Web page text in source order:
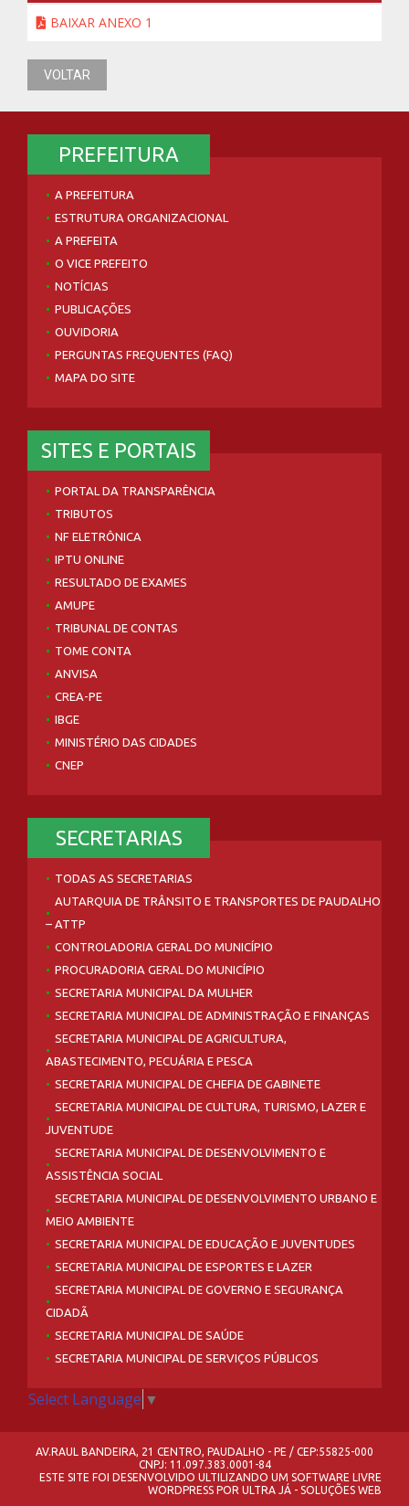
BAIXAR ANEXO 1
VOLTAR
PREFEITURA
A PREFEITURA
ESTRUTURA ORGANIZACIONAL
A PREFEITA
O VICE PREFEITO
NOTÍCIAS
PUBLICAÇÕES
OUVIDORIA
PERGUNTAS FREQUENTES (FAQ)
MAPA DO SITE
SITES E PORTAIS
PORTAL DA TRANSPARÊNCIA
TRIBUTOS
NF ELETRÔNICA
IPTU ONLINE
RESULTADO DE EXAMES
AMUPE
TRIBUNAL DE CONTAS
TOME CONTA
ANVISA
CREA-PE
IBGE
MINISTÉRIO DAS CIDADES
CNEP
SECRETARIAS
TODAS AS SECRETARIAS
AUTARQUIA DE TRÂNSITO E TRANSPORTES DE PAUDALHO
– ATTP
CONTROLADORIA GERAL DO MUNICÍPIO
PROCURADORIA GERAL DO MUNICÍPIO
SECRETARIA MUNICIPAL DA MULHER
SECRETARIA MUNICIPAL DE ADMINISTRAÇÃO E FINANÇAS
SECRETARIA MUNICIPAL DE AGRICULTURA,
ABASTECIMENTO, PECUÁRIA E PESCA
SECRETARIA MUNICIPAL DE CHEFIA DE GABINETE
SECRETARIA MUNICIPAL DE CULTURA, TURISMO, LAZER E
JUVENTUDE
SECRETARIA MUNICIPAL DE DESENVOLVIMENTO E
ASSISTÊNCIA SOCIAL
SECRETARIA MUNICIPAL DE DESENVOLVIMENTO URBANO E
MEIO AMBIENTE
SECRETARIA MUNICIPAL DE EDUCAÇÃO E JUVENTUDES
SECRETARIA MUNICIPAL DE ESPORTES E LAZER
SECRETARIA MUNICIPAL DE GOVERNO E SEGURANÇA
CIDADÃ
SECRETARIA MUNICIPAL DE SAÚDE
SECRETARIA MUNICIPAL DE SERVIÇOS PÚBLICOS
Select Language ▼
AV.RAUL BANDEIRA, 21 CENTRO, PAUDALHO - PE / CEP:55825-000
CNPJ: 11.097.383.0001-84
ESTE SITE FOI DESENVOLVIDO ULTILIZANDO UM SOFTWARE LIVRE
WORDPRESS POR ULTRA JÁ - SOLUÇÕES WEB